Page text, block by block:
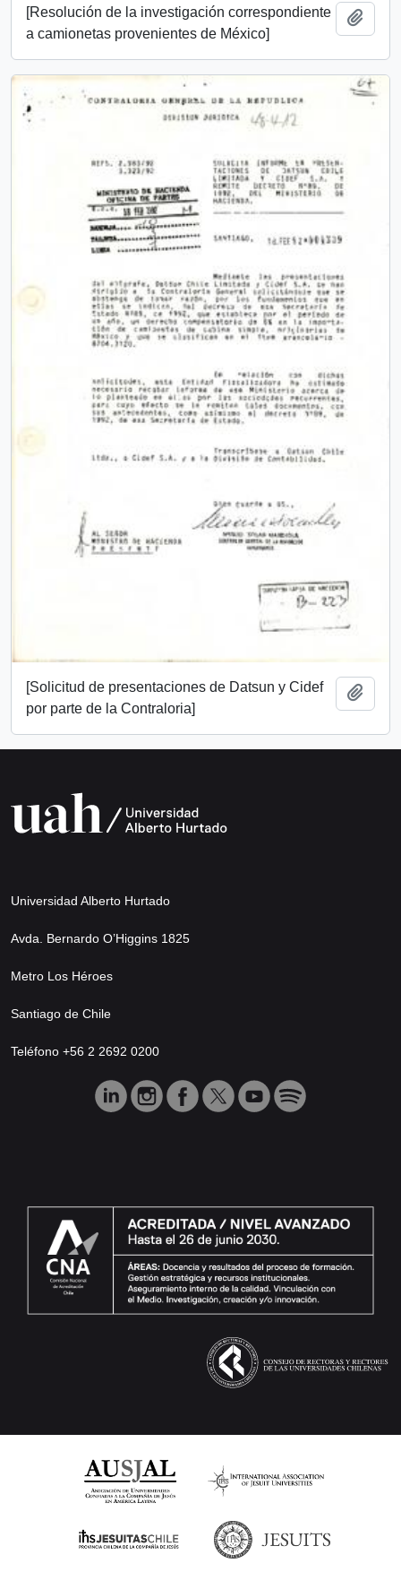
[Resolución de la investigación correspondiente
a camionetas provenientes de México]
[Solicitud de presentaciones de Datsun y Cidef
por parte de la Contraloria]
Universidad Alberto Hurtado
Avda. Bernardo O’Higgins 1825
Metro Los Héroes
Santiago de Chile
Teléfono +56 2 2692 0200